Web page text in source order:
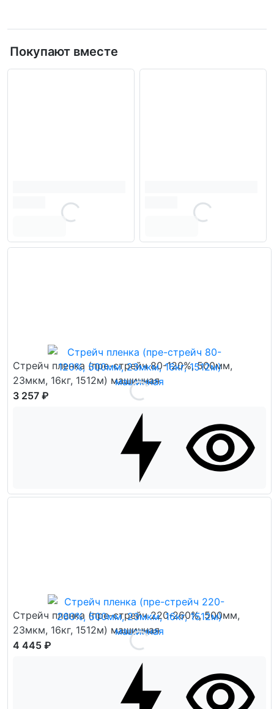
Покупают вместе
Стрейч пленка (пре-стрейч 80-120%, 500мм,
23мкм, 16кг, 1512м) машинная
3 257 ₽
Стрейч пленка (пре-стрейч 220-260%, 500мм,
23мкм, 16кг, 1512м) машинная
4 445 ₽